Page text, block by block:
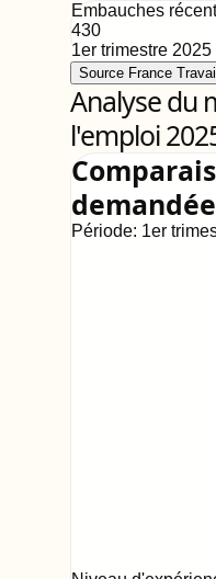
Embauches
430
1er trimestre 2025
Source France Travail
Analyse du
l'emploi
Période: 1er